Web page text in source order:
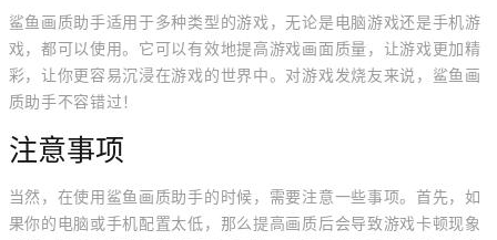
鲨鱼画质助手适用于多种类型的游戏，无论是电脑游戏还是手机游
戏，都可以使用。它可以有效地提高游戏画面质量，让游戏更加精
彩，让你更容易沉浸在游戏的世界中。对游戏发烧友来说，鲨鱼画
质助手不容错过！
注意事项
当然，在使用鲨鱼画质助手的时候，需要注意一些事项。首先，如
果你的电脑或手机配置太低，那么提高画质后会导致游戏卡顿现象